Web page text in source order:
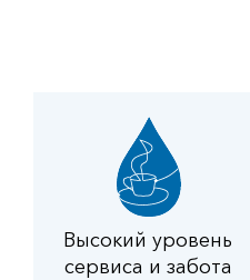
Высокий уровень
сервиса и забота